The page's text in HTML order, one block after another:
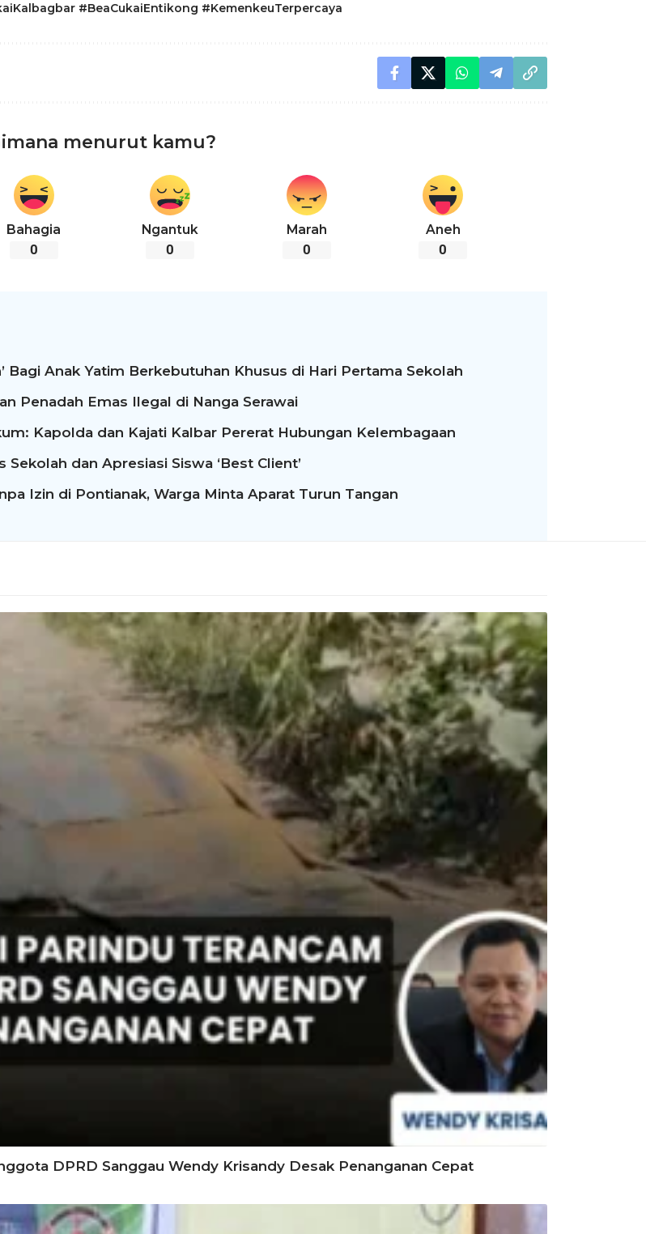
#BeaCukaiEntikong #KemenkeuTerpercaya
menurut kamu?
Bahagia
0
Ngantuk
0
Marah
0
Aneh
0
Bagi Anak Yatim Berkebutuhan Khusus di Hari Pertama Sekolah
Penadah Emas Ilegal di Nanga Serawai
Kapolda dan Kajati Kalbar Pererat Hubungan Kelembagaan
dan Apresiasi Siswa ‘Best Client’
Izin di Pontianak, Warga Minta Aparat Turun Tangan
DPRD Sanggau Wendy Krisandy Desak Penanganan Cepat